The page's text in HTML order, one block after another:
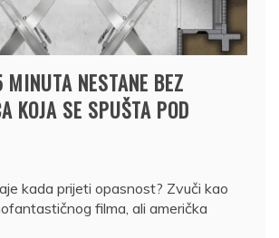
NESTANE BEZ
KOJA SE SPUŠTA POD
kada prijeti opasnost? Zvuči kao
filma, ali američka